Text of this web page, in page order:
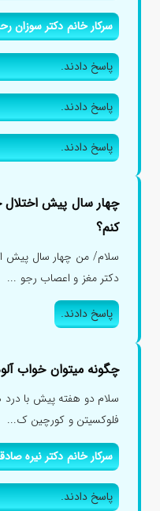
سرکار خانم دکتر سوزان
پاسخ دادند.
پاسخ دادند.
پاسخ دادند.
چهار سال پیش اختلال
کنم؟
سلام/ من چهار سال پیش
دکتر مغز و اعصاب رجو ...
پاسخ دادند.
چگونه میتوان خواب
سلام دو هفته پیش با درد
فلوکسیتن و کورچین ک...
سرکار خانم دکتر نیره
پاسخ دادند.